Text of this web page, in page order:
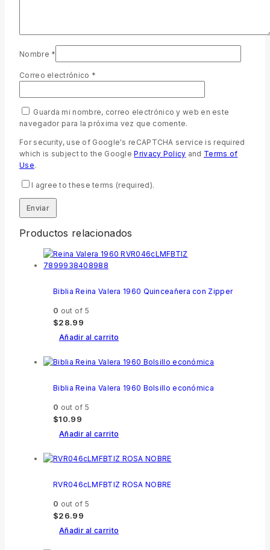
Nombre *
Correo electrónico *
Guarda mi nombre, correo electrónico y web en este
navegador para la próxima vez que comente.
For security, use of Google's reCAPTCHA service is required
which is subject to the GooglePrivacy Policy and Terms of
Use.
I agree to these terms (required).
Productos relacionados
Biblia Reina Valera 1960 Quinceañera con Zipper
0 out of 5
$28.99
Añadir al carrito
Biblia Reina Valera 1960 Bolsillo económica
0 out of 5
$10.99
Añadir al carrito
RVR046cLMFBTIZ ROSA NOBRE
0 out of 5
$26.99
Añadir al carrito